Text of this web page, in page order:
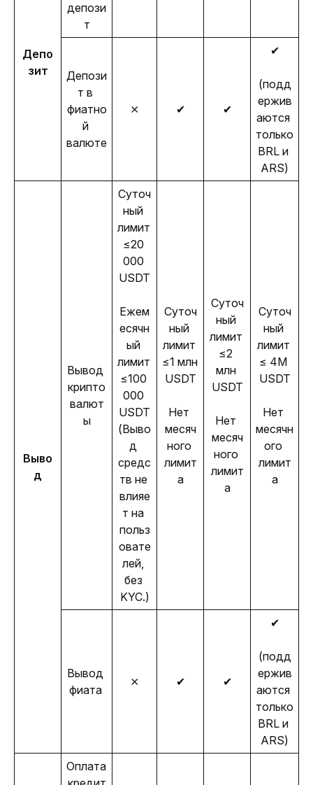
Депо
зит
депози
т
Депози
т в
фиатно
й
валюте
⨯ ✔ ✔
✔
(подд
ержив
аются
только
BRL и
ARS)
Выво
д
Вывод
крипто
валют
ы
Суточ
ный
лимит
≤20
000
USDT
Ежем
есячн
ый
≤100
000
USDT
(Выво
д
средс
тв не
влияе
т на
польз
овате
лей,
без
KYC.)
Суточ
ный
лимит
≤1 млн
USDT
Нет
месяч
ного
лимит
а
Суточ
ный
лимит
≤2
млн
USDT
Нет
месяч
ного
лимит
а
Суточ
ный
лимит
≤ 4M
USDT
Нет
месячн
ого
лимит
а
Вывод
фиата
⨯ ✔ ✔
✔
(подд
ержив
аются
только
BRL и
ARS)
Оплата